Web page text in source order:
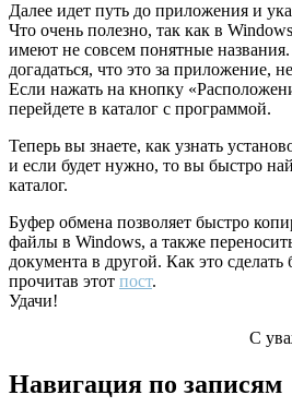
Далее идет путь до приложения и
Что очень полезно, так как в
имеют не совсем понятные названия.
догадаться, что это за приложение,
Если нажать на кнопку
перейдете в каталог с программой.
Теперь вы знаете, как узнать
и если будет нужно, то вы быстро
каталог.
Буфер обмена позволяет быстро
файлы в Windows, а также
документа в другой. Как это сделать
прочитав этот пост.
Удачи!
С
Навигация по записям